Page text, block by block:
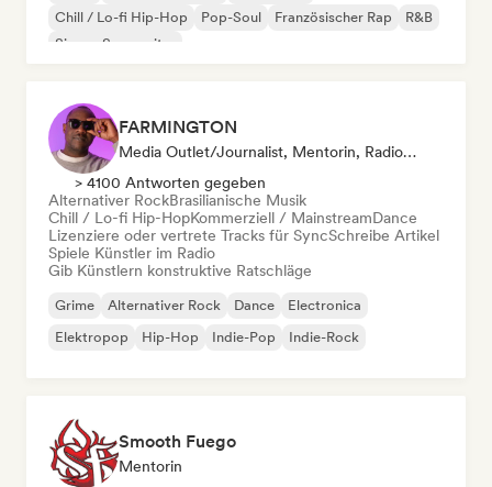
Chill / Lo-fi Hip-Hop
Pop-Soul Französischer Rap
R&B
Singer-Songwriter
FARMINGTON
Media Outlet/Journalist, Mentorin, Radiosender, Sync Supervisor
> 4100 Antworten gegeben
Alternativer RockBrasilianische Musik
Chill / Lo-fi Hip-HopKommerziell / MainstreamDance
Lizenziere oder vertrete Tracks für SyncSchreibe Artikel
Spiele Künstler im Radio
Gib Künstlern konstruktive Ratschläge
Grime Alternativer Rock Dance
Electronica
Elektropop
Hip-Hop Indie-Pop Indie-Rock
Smooth Fuego
Mentorin